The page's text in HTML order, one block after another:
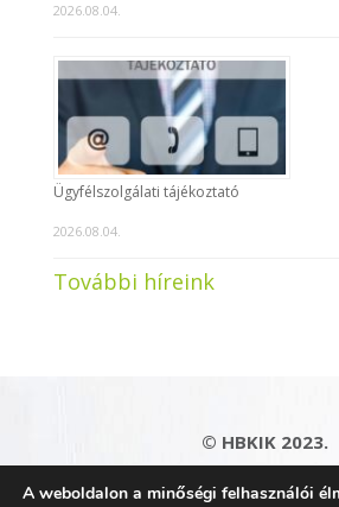
2026.08.04.
Ügyfélszolgálati tájékoztató
2026.08.04.
További híreink
© HBKIK 2023.
Adatkezelési tájékoztató|
Kapcsolat|
A weboldalon a minőségi felhasználói